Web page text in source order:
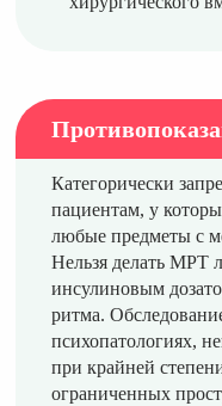
Категорически
пациентам, у
любые предметы с
Нельзя делать МРТ
инсулиновым
ритма.
психопатологиях,
при крайней
ограниченных